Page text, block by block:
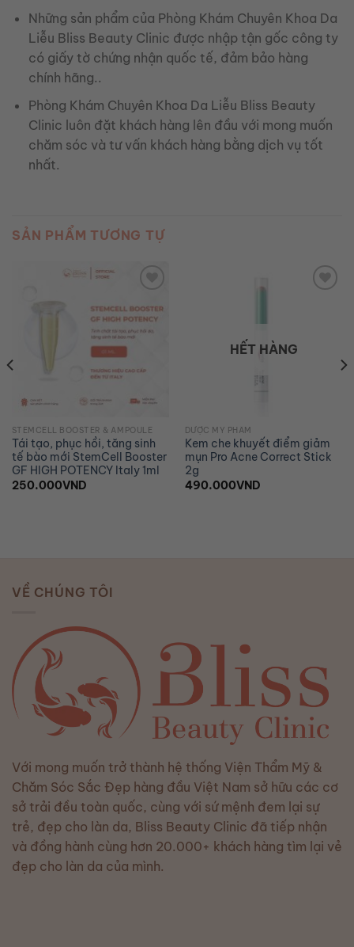
Những sản phẩm của Phòng Khám Chuyên Khoa Da
Liễu Bliss Beauty Clinic được nhập tận gốc công ty
có giấy tờ chứng nhận quốc tế, đảm bảo hàng
chính hãng..
Phòng Khám Chuyên Khoa Da Liễu Bliss Beauty
Clinic luôn đặt khách hàng lên đầu với mong muốn
chăm sóc và tư vấn khách hàng bằng dịch vụ tốt
nhất.
SẢN PHẨM TƯƠNG TỰ
Add to
wishlist
STEMCELL BOOSTER & AMPOULE
Tái tạo, phục hồi, tăng sinh
tế bào mới StemCell Booster
GF HIGH POTENCY Italy 1ml
250.000VND
HẾT HÀNG
DƯỢC MỸ PHẨM
Kem che khuyết điểm giảm
mụn Pro Acne Correct Stick
2g
490.000VND
VỀ CHÚNG TÔI
Với mong muốn trở thành hệ thống Viện Thẩm Mỹ &
Chăm Sóc Sắc Đẹp hàng đầu Việt Nam sở hữu các cơ
sở trải đều toàn quốc, cùng với sứ mệnh đem lại sự
trẻ, đẹp cho làn da, Bliss Beauty Clinic đã tiếp nhận
và đồng hành cùng hơn 20.000+ khách hàng tìm lại vẻ
đẹp cho làn da của mình.